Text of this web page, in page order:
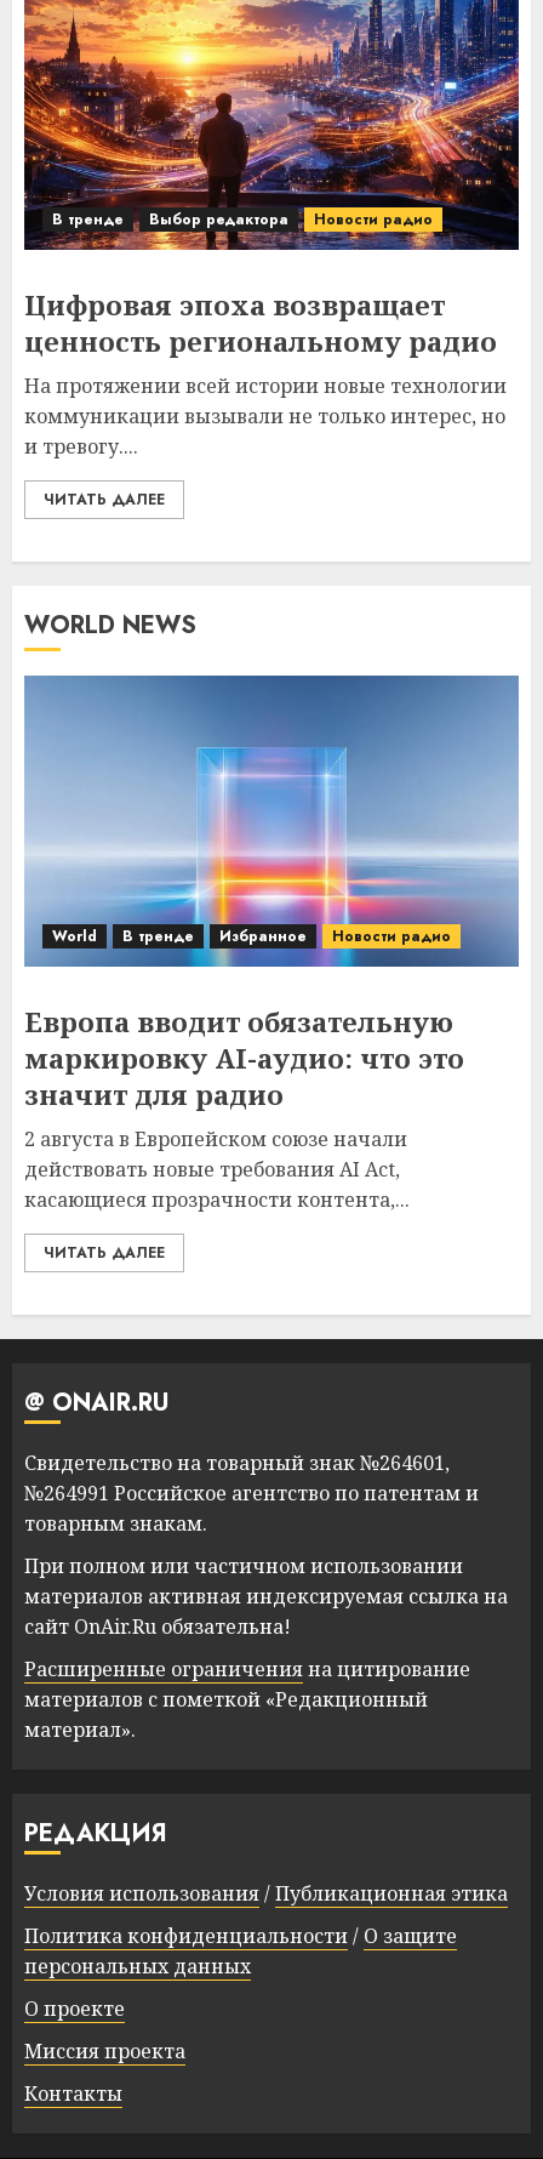
В тренде Выбор редактора Новости радио
Цифровая эпоха возвращает
ценность региональному радио
На протяжении всей истории новые технологии
коммуникации вызывали не только интерес, но
и тревогу....
ЧИТАТЬ ДАЛЕЕ
WORLD NEWS
World В тренде Избранное Новости радио
Европа вводит обязательную
маркировку AI-аудио: что это
значит для радио
2 августа в Европейском союзе начали
действовать новые требования AI Act,
касающиеся прозрачности контента,...
ЧИТАТЬ ДАЛЕЕ
@ ONAIR.RU
Свидетельство на товарный знак №264601,
№264991 Российское агентство по патентам и
товарным знакам.
При полном или частичном использовании
материалов активная индексируемая ссылка на
сайт OnAir.Ru обязательна!
Расширенные ограниченияна цитирование
материалов с пометкой «Редакционный
материал».
РЕДАКЦИЯ
Условия использования/Публикационная этика
Политика конфиденциальности/ О защите
персональных данных
О проекте
Миссия проекта
Контакты